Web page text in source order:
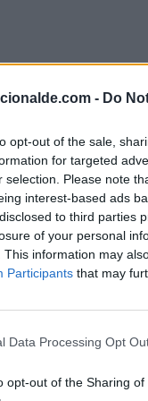
- Do
opt-out of the sale,
for targeted
selection. Please note
interest-based ads
to third parties
of your personal
This information may
Participants that may
Data Processing Opt
opt-out of the Sharing of
Histórico
generación
la celebración
el